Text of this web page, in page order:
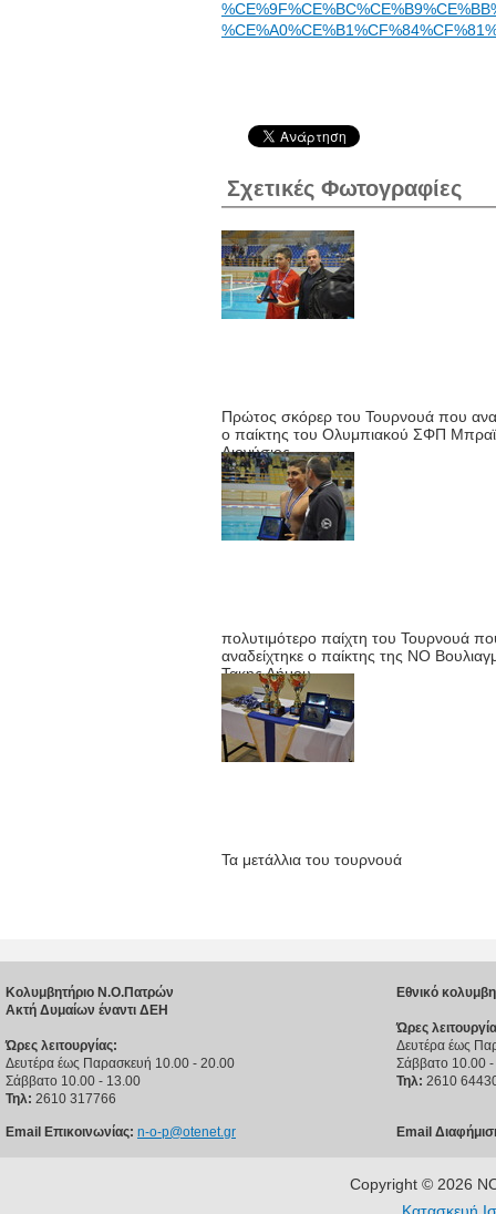
Σχετικές Φωτογραφίες
Πρώτος σκόρερ του Τουρνουά που
ο παίκτης του Ολυμπιακού ΣΦΠ
Διονύσιος
πολυτιμότερο παίχτη του Τουρνουά
αναδείχτηκε ο παίκτης της ΝΟ
Τακης Δήμου
Τα μετάλλια του τουρνουά
Κολυμβητήριο Ν.Ο.Πατρών
Ακτή Δυμαίων έναντι ΔΕΗ
Ώρες λειτουργίας:
Δευτέρα έως Παρασκευή 10.00 - 20.00
Σάββατο 10.00 - 13.00
Τηλ: 2610 317766
Email Επικοινωνίας: n-o-p@otenet.gr
Εθνικό
Ώρες
Δευτέρα έως
Σάββατο 10.00
Τηλ: 2610
Email
Copyright © 2026
Κατασκευή